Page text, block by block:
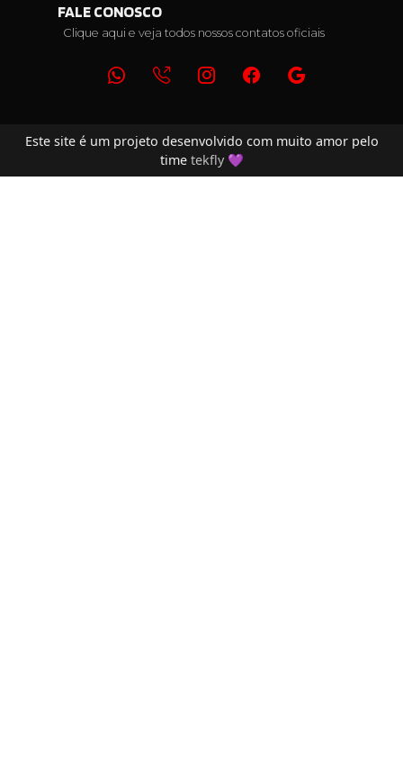
FALE CONOSCO
Clique aqui e veja todos nossos contatos oficiais
Este site é um projeto desenvolvido com muito amor pelo
time tekfly💜